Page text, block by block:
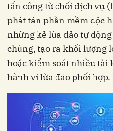
tấn công từ chối dịch vụ
phát tán phần mềm độc
những kẻ lừa đảo tự
chúng, tạo ra khối lượng
hoặc kiểm soát nhiều tài
hành vi lừa đảo phối hợp.